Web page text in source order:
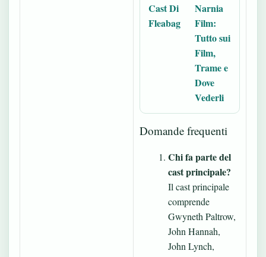
Cast Di
Fleabag
Narnia
Film:
Tutto sui
Film,
Trame e
Dove
Vederli
Domande frequenti
Chi fa parte del
cast principale?
Il cast principale
comprende
Gwyneth Paltrow,
John Hannah,
John Lynch,